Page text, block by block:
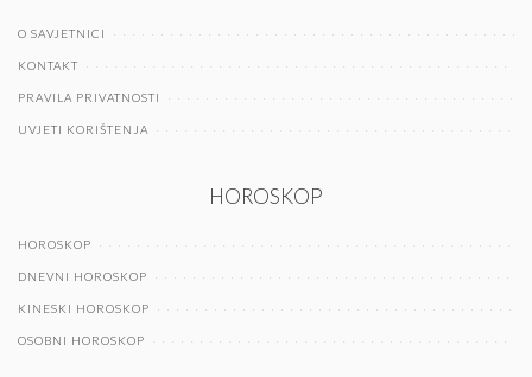
O SAVJETNICI
KONTAKT
PRAVILA PRIVATNOSTI
UVJETI KORIŠTENJA
HOROSKOP
HOROSKOP
DNEVNI HOROSKOP
KINESKI HOROSKOP
OSOBNI HOROSKOP